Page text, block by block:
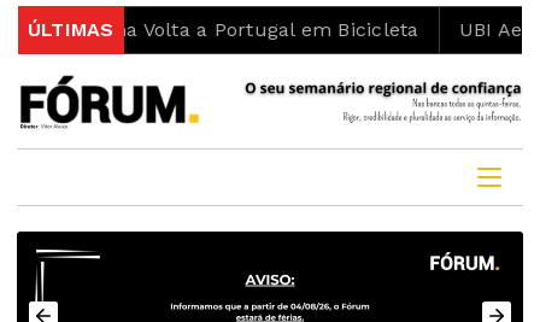
ÚLTIMAS
na Volta a Portugal em Bicicleta UBI